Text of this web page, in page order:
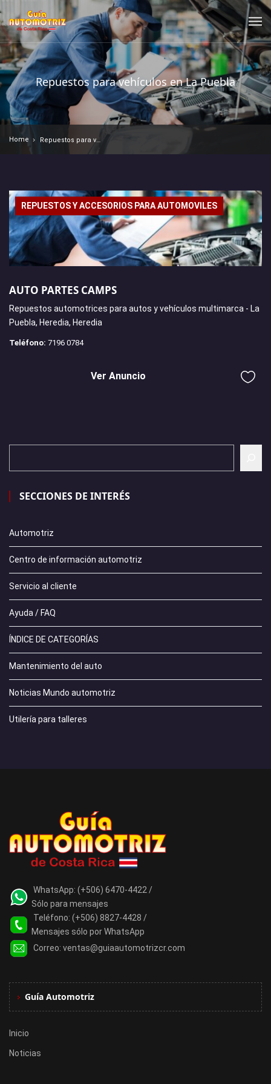
Repuestos para vehículos en La Puebla
Home
REPUESTOS Y ACCESORIOS PARA AUTOMOVILES
AUTO PARTES CAMPS
Repuestos automotrices para autos y vehículos multimarca - La
Puebla, Heredia, Heredia
Teléfono: 7196 0784
Ver Anuncio
SECCIONES DE INTERÉS
Automotriz
Centro de información automotriz
Servicio al cliente
Ayuda / FAQ
ÍNDICE DE CATEGORÍAS
Mantenimiento del auto
Noticias Mundo automotriz
Utilería para talleres
WhatsApp: (+506) 6470-4422 /
Sólo para mensajes
Teléfono: (+506) 8827-4428 /
Mensajes sólo por WhatsApp
Correo: ventas@guiaautomotrizcr.com
Guía Automotriz
Inicio
Noticias